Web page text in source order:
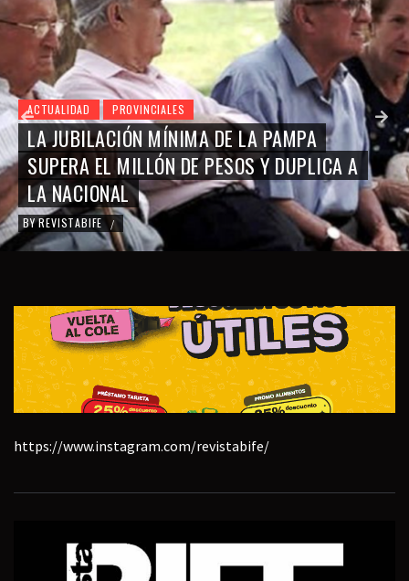
ACTUALIDAD PROVINCIALES
LA JUBILACIÓN MÍNIMA DE LA PAMPA
SUPERA EL MILLÓN DE PESOS Y DUPLICA A
LA NACIONAL
BY REVISTABIFE /
https://www.instagram.com/revistabife/